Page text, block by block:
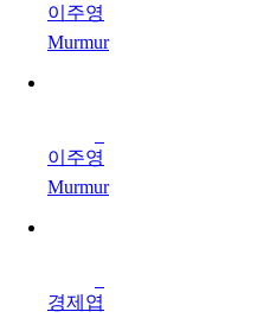
이주영
Murmur
이주영
Murmur
경제엽